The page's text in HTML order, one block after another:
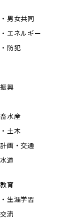
男女共同
エネルギー
防犯
興
水産
土木
画・交通
道
育
生涯学習
流